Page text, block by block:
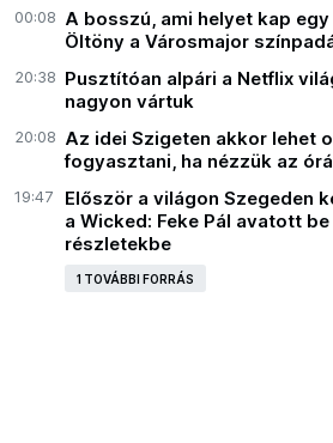
00:08 A bosszú, ami helyet kap
Öltöny a Városmajor
20:38 Pusztítóan alpári a Netflix
nagyon vártuk
20:08 Az idei Szigeten akkor lehet
fogyasztani, ha nézzük az
19:47
Először a világon Szegeden
a Wicked: Feke Pál avatott
részletekbe
1 TOVÁBBI FORRÁS